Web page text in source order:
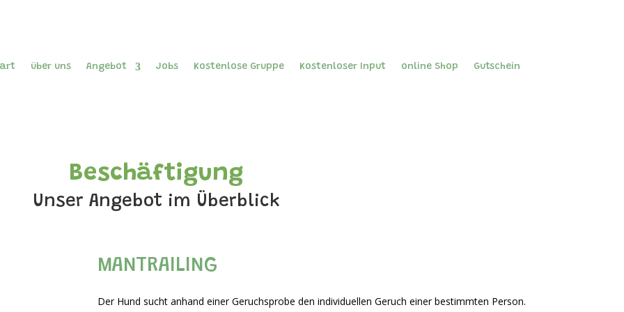
über uns Angebot Jobs Kostenlose Gruppe Kostenloser Input online Shop Gutschein
Beschäftigung
Unser Angebot im Überblick
MANTRAILING
Der Hund sucht anhand einer Geruchsprobe den individuellen Geruch einer bestimmten Person.